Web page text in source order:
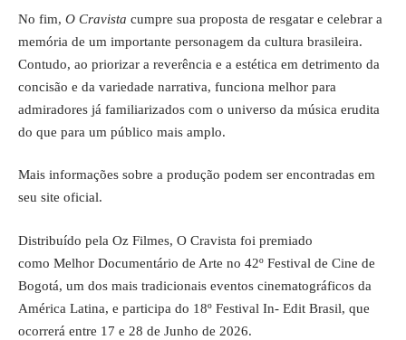
No fim, O Cravista cumpre sua proposta de resgatar e celebrar a
memória de um importante personagem da cultura brasileira.
Contudo, ao priorizar a reverência e a estética em detrimento da
concisão e da variedade narrativa, funciona melhor para
admiradores já familiarizados com o universo da música erudita
do que para um público mais amplo.
Mais informações sobre a produção podem ser encontradas em
seu site oficial.
Distribuído pela Oz Filmes, O Cravista foi premiado
como Melhor Documentário de Arte no 42º Festival de Cine de
Bogotá, um dos mais tradicionais eventos cinematográficos da
América Latina, e participa do 18º Festival In- Edit Brasil, que
ocorrerá entre 17 e 28 de Junho de 2026.